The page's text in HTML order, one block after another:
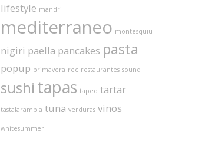
lifestyle mandri
mediterraneo montesquiu
nigiri paella pancakes pasta
popup primavera rec restaurantes sound
sushi tapas tapeo tartar
tastalarambla tuna verduras vinos
whitesummer